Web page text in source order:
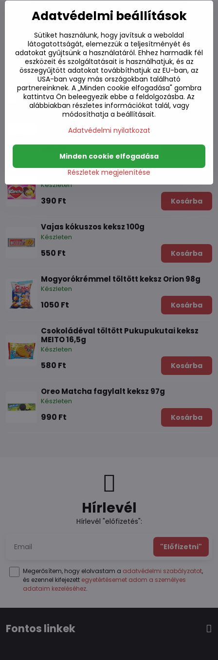
Alternatív termékek
Csokoládéval töltött keksz Kancho Cup 95g
Készleten
920 Ft Kosárba
Készleten
Csokoládéval töltött keksz Kancho 42g
Készleten
390 Ft Kosárba
Vajas kókuszos keksz 100g
Készleten
550 Ft Kosárba
Mogyorókrémmel töltött keksz Orion 98g
Készleten
1050 Ft Kosárba
Csokoládéval töltött Pukupukutai keksz
MEITO 16,5g
Készleten
580 Ft Kosárba
Oreo Matcha fagylalt keksz 97g
Készleten
990 Ft Kosárba
Hírlevél
Hírlevél "előfizetés":
"Előfizetni"
Megerősítem, hogy elolvastam a adatvédelmi szabályzatot,
és ezennel kifejezett egyetértésemet adom a személyes
adataim kezeléséhez.
Fontos linkek
Adatvédelmi beállítások
Sütiket használunk, hogy javítsuk a weboldal
látogatottságát, elemezzük a teljesítményét és
adatokat gyűjtsünk a használatáról. Ehhez harmadik fél
eszközeit és szolgáltatásait is használhatjuk, és az
összegyűjtött adatokat továbbíthatjuk az EU-ban, az
USA-ban vagy más országokban található
partnereinknek. A „Minden cookie elfogadása" gombra
kattintva Ön beleegyezik ebbe a feldolgozásba. Az
alábbiakban részletes információkat talál, vagy
módosíthatja a beállításait.
Adatvédelmi nyilatkozat
Részletek megjelenítése
Minden cookie elfogadása